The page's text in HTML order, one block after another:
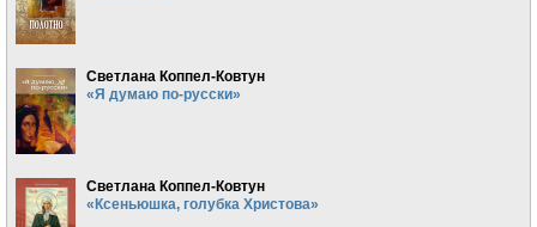
Светлана Коппел-Ковтун
«Я думаю по-русски»
Светлана Коппел-Ковтун
«Ксеньюшка, голубка Христова»